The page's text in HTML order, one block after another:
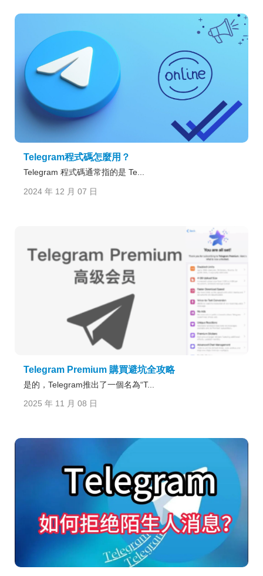
Telegram程式碼怎麼用？
Telegram 程式碼通常指的是 Te...
2024 年 12 月 07 日
Telegram Premium 購買避坑全攻略
是的，Telegram推出了一個名為“T...
2025 年 11 月 08 日